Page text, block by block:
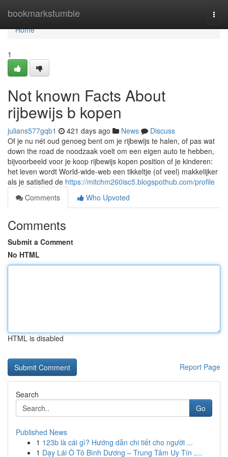
bookmarkstumble
Home
Home
1
Not known Facts About
rijbewijs b kopen
julians577gqb1 421 days ago News
Discuss
Of je nu nét oud genoeg bent om je rijbewijs te halen, of pas wat
down the road de noodzaak voelt om een eigen auto te hebben,
bijvoorbeeld voor je koop rijbewijs kopen position of je kinderen:
het leven wordt World-wide-web een tikkeltje (of veel) makkelijker
als je satisfied de https://mitchm260isc5.blogspothub.com/profile
Comments
Who Upvoted
Comments
Submit a Comment
No HTML
HTML is disabled
Report Page
Search
Go
Published News
1 123b là cái gì? Hướng dẫn chi tiết cho người ...
1 Dạy Lái Ô Tô Bình Dương – Trung Tâm Uy Tín ,...